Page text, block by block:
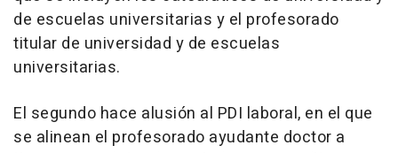
de escuelas universitarias y el profesorado
titular de universidad y de escuelas
universitarias.
El segundo hace alusión al PDI laboral, en el que
se alinean el profesorado ayudante doctor a